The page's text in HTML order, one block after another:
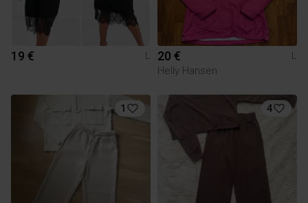
19 € L 20 €
L
Helly Hansen
1 4